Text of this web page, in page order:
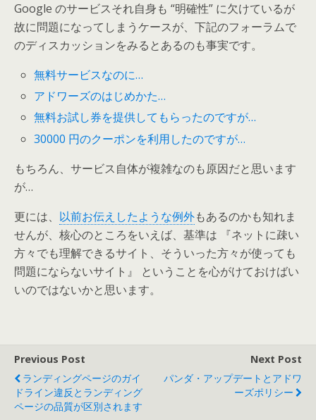
Google のサービスそれ自身も “明確性” に欠けているが
故に問題になってしまうケースが、下記のフォーラムで
のディスカッションをみるとあるのも事実です。
無料サービスなのに…
アドワーズのはじめかた…
無料お試し券を提供してもらったのですが…
30000 円のクーポンを利用したのですが…
もちろん、サービス自体が複雑なのも原因だと思います
が…
更には、 以前お伝えしたような例外もあるのかも知れま
せんが、核心のところをいえば、基準は 『ネットに疎い
方々でも理解できるサイト、そういった方々が使っても
問題にならないサイト』 ということを心がけておけばい
いのではないかと思います。
Previous Post
ランディングページのガイ
ドライン違反とランディング
ページの品質が区別されます
Next Post
パンダ・アップデートとアドワ
ーズポリシー